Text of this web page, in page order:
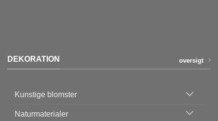
DEKORATION oversigt
Kunstige blomster
Naturmaterialer